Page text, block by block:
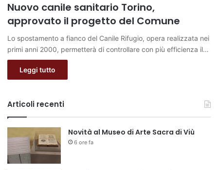
Nuovo canile sanitario Torino,
approvato il progetto del Comune
Lo spostamento a fianco del Canile Rifugio, opera realizzata nei
primi anni 2000, permetterà di controllare con più efficienza il…
Leggi tutto
Articoli recenti
Novità al Museo di Arte Sacra di Viù
6 ore fa